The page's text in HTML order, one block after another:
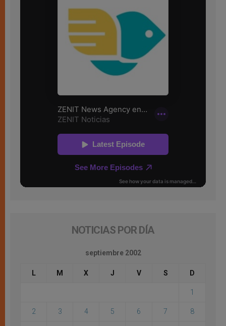
NOTICIAS POR DÍA
septiembre 2002
L M X J V S D
1
2 3 4 5 6 7 8